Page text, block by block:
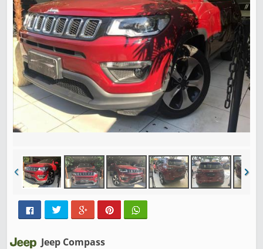
Jeep Compass